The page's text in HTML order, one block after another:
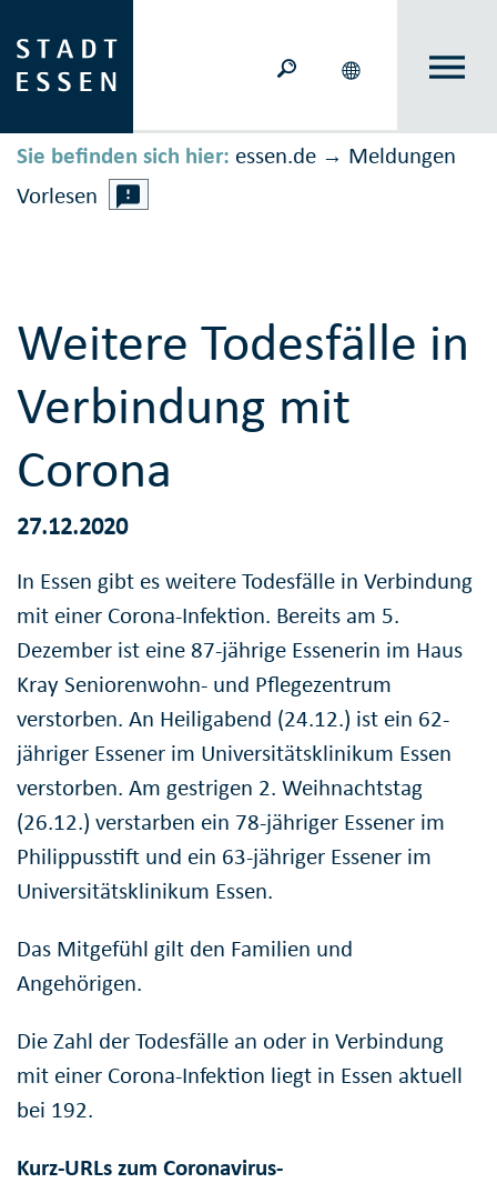
Sie befinden sich hier: essen.de → Meldungen
Vorlesen
Weitere Todesfälle in
Verbindung mit
Corona
27.12.2020
In Essen gibt es weitere Todesfälle in Verbindung
mit einer Corona-Infektion. Bereits am 5.
Dezember ist eine 87-jährige Essenerin im Haus
Kray Seniorenwohn- und Pflegezentrum
verstorben. An Heiligabend (24.12.) ist ein 62-
jähriger Essener im Universitätsklinikum Essen
verstorben. Am gestrigen 2. Weihnachtstag
(26.12.) verstarben ein 78-jähriger Essener im
Philippusstift und ein 63-jähriger Essener im
Universitätsklinikum Essen.
Das Mitgefühl gilt den Familien und
Angehörigen.
Die Zahl der Todesfälle an oder in Verbindung
mit einer Corona-Infektion liegt in Essen aktuell
bei 192.
Kurz-URLs zum Coronavirus-